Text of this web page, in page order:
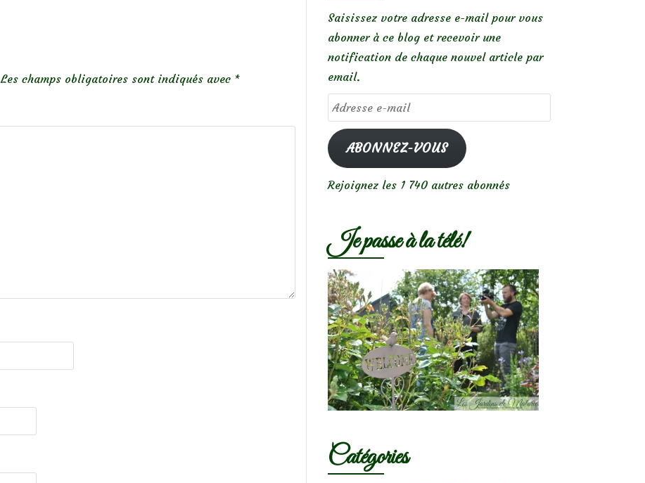
Les champs obligatoires sont indiqués avec *
Saisissez votre adresse e-mail pour vous
abonner à ce blog et recevoir une
notification de chaque nouvel article par
email.
Adresse
e-
mailABONNEZ-VOUS
Rejoignez les 1 740 autres abonnés
Je passe à la télé!
Catégories